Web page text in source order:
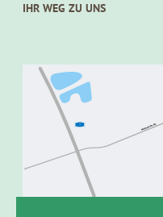
IHR WEG ZU UNS